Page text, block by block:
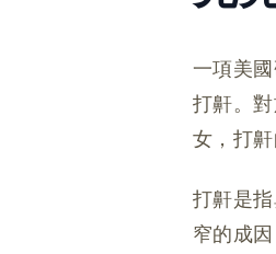
一項美
打鼾。
女，打鼾
打鼾是
窄的成